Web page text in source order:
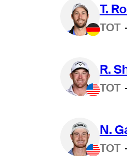
T.
TOT
R.
TOT
N.
TOT